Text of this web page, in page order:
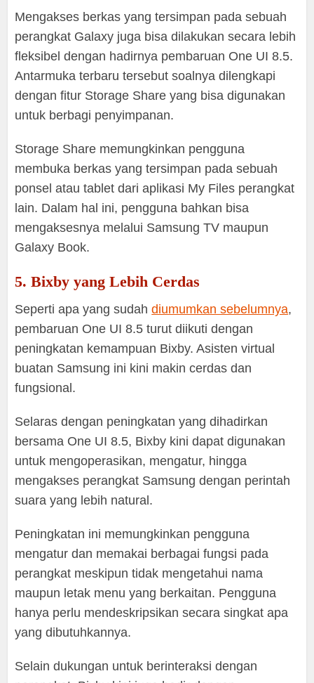
Mengakses berkas yang tersimpan pada sebuah
perangkat Galaxy juga bisa dilakukan secara lebih
fleksibel dengan hadirnya pembaruan One UI 8.5.
Antarmuka terbaru tersebut soalnya dilengkapi
dengan fitur Storage Share yang bisa digunakan
untuk berbagi penyimpanan.
Storage Share memungkinkan pengguna
membuka berkas yang tersimpan pada sebuah
ponsel atau tablet dari aplikasi My Files perangkat
lain. Dalam hal ini, pengguna bahkan bisa
mengaksesnya melalui Samsung TV maupun
Galaxy Book.
5. Bixby yang Lebih Cerdas
Seperti apa yang sudahdiumumkan sebelumnya,
pembaruan One UI 8.5 turut diikuti dengan
peningkatan kemampuan Bixby. Asisten virtual
buatan Samsung ini kini makin cerdas dan
fungsional.
Selaras dengan peningkatan yang dihadirkan
bersama One UI 8.5, Bixby kini dapat digunakan
untuk mengoperasikan, mengatur, hingga
mengakses perangkat Samsung dengan perintah
suara yang lebih natural.
Peningkatan ini memungkinkan pengguna
mengatur dan memakai berbagai fungsi pada
perangkat meskipun tidak mengetahui nama
maupun letak menu yang berkaitan. Pengguna
hanya perlu mendeskripsikan secara singkat apa
yang dibutuhkannya.
Selain dukungan untuk berinteraksi dengan